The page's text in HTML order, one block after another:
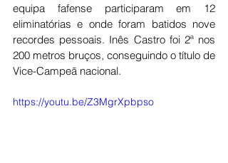
equipa fafense participaram em 12
eliminatórias e onde foram batidos nove
recordes pessoais. Inês Castro foi 2ª nos
200 metros bruços, conseguindo o título de
Vice-Campeã nacional.
https://youtu.be/Z3MgrXpbpso